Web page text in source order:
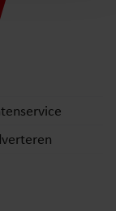
Ook delen we
onze
met andere
services. U
website blijft